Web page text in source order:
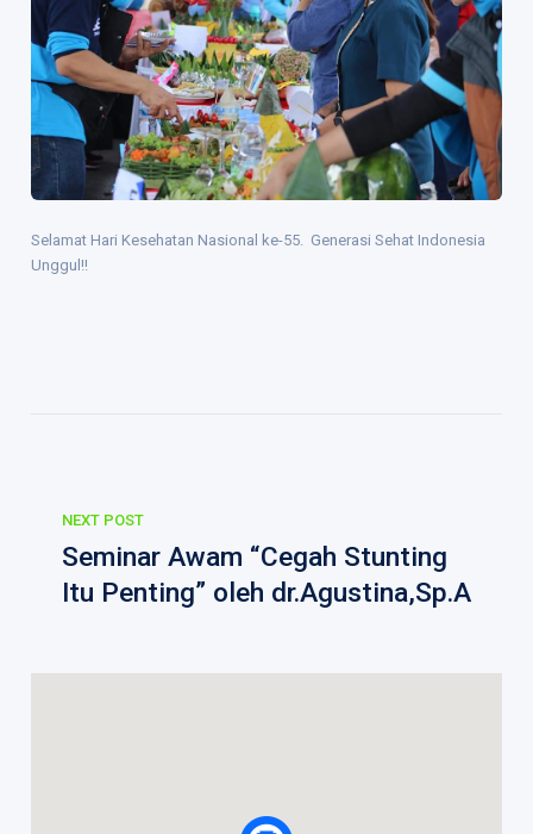
Event
Selamat Hari Kesehatan Nasional ke-55. Generasi Sehat Indonesia
Unggul!!
NEXT POST
Seminar Awam “Cegah Stunting
Itu Penting” oleh dr.Agustina,Sp.A